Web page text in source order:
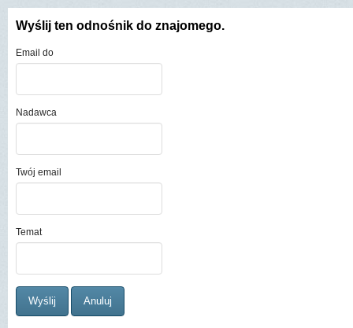
Wyślij ten odnośnik do znajomego.
Email do
Nadawca
Twój email
Temat